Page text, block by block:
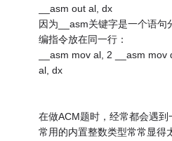
__asm out al, dx
因为__asm关键字是一个语句
编指令放在同一行：
__asm mov al, 2 __asm
al, dx
在做ACM题时，经常都会遇
常用的内置整数类型常常显得